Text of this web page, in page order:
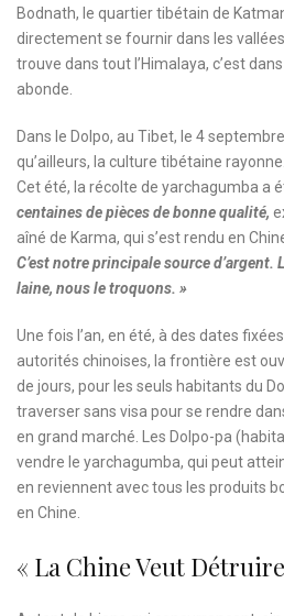
Bodnath, le quartier tibétain de
directement se fournir dans les
trouve dans tout l’Himalaya, c’est
abonde.
Dans le Dolpo, au Tibet, le 4
qu’ailleurs, la culture tibétaine rayonne.
Cet été, la récolte de yarchagumba a
centaines de pièces de bonne qualité,
aîné de Karma, qui s’est rendu en
C’est notre principale source d’argent.
laine, nous le troquons. »
Une fois l’an, en été, à des dates
autorités chinoises, la frontière est
de jours, pour les seuls habitants du
traverser sans visa pour se rendre
en grand marché. Les Dolpo-pa
vendre le yarchagumba, qui peut
en reviennent avec tous les produits
en Chine.
« La Chine Veut